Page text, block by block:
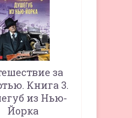
за
Книга 3.
из Нью-
Йорка